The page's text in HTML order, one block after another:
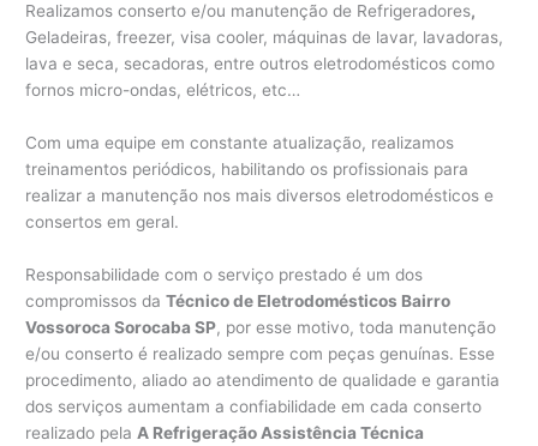
Realizamos conserto e/ou manutenção de Refrigeradores,
Geladeiras, freezer, visa cooler, máquinas de lavar, lavadoras,
lava e seca, secadoras, entre outros eletrodomésticos como
fornos micro-ondas, elétricos, etc…
Com uma equipe em constante atualização, realizamos
treinamentos periódicos, habilitando os profissionais para
realizar a manutenção nos mais diversos eletrodomésticos e
consertos em geral.
Responsabilidade com o serviço prestado é um dos
compromissos daTécnico de Eletrodomésticos Bairro
Vossoroca Sorocaba SP, por esse motivo, toda manutenção
e/ou conserto é realizado sempre com peças genuínas. Esse
procedimento, aliado ao atendimento de qualidade e garantia
dos serviços aumentam a confiabilidade em cada conserto
realizado pela A Refrigeração Assistência Técnica